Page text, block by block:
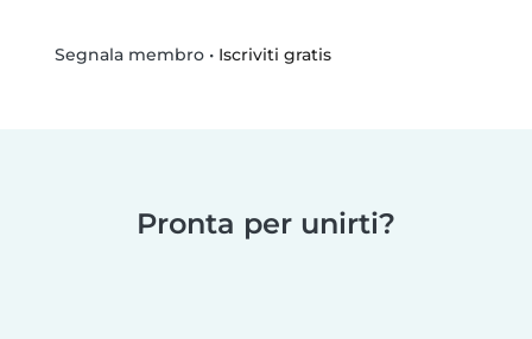
Segnala membro• Iscriviti gratis
Pronta per unirti?